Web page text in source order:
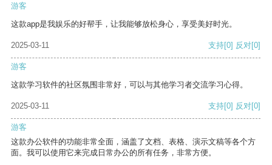
游客
这款app是我娱乐的好帮手，让我能够放松身心，享受美好时光。
2025-03-11 支持[0] 反对[0]
游客
这款学习软件的社区氛围非常好，可以与其他学习者交流学习心得。
2025-03-11 支持[0] 反对[0]
游客
这款办公软件的功能非常全面，涵盖了文档、表格、演示文稿等各个方
面。我可以使用它来完成日常办公的所有任务，非常方便。